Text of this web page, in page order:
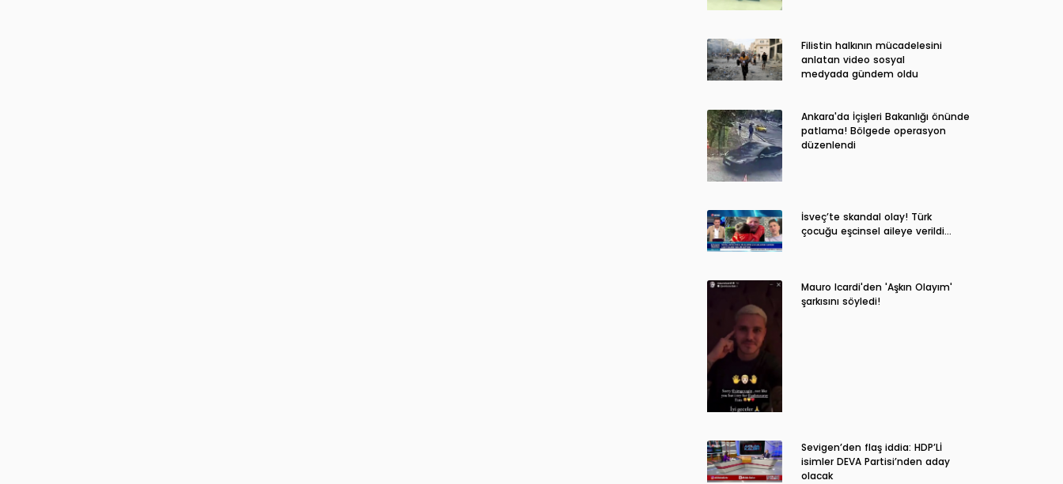
Filistin halkının mücadelesini
anlatan video sosyal
medyada gündem oldu
Ankara'da İçişleri Bakanlığı önünde
patlama! Bölgede operasyon
düzenlendi
İsveç’te skandal olay! Türk
çocuğu eşcinsel aileye verildi…
Mauro Icardi'den 'Aşkın Olayım'
şarkısını söyledi!
Sevigen’den flaş iddia: HDP’Lİ
isimler DEVA Partisi’nden aday
olacak